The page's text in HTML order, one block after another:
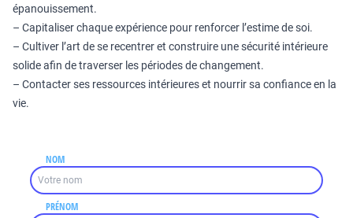
épanouissement.
– Capitaliser chaque expérience pour renforcer l’estime de soi.
– Cultiver l’art de se recentrer et construire une sécurité intérieure
solide afin de traverser les périodes de changement.
– Contacter ses ressources intérieures et nourrir sa confiance en la
vie.
NOM
PRÉNOM